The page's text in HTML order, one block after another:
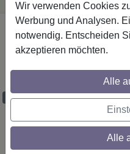
Günstige Versandkosten
Startseite
RR/IL-Stilg. 20 mm
260 cm Chrom/
Maßzuschnitt möglich
Wir verwenden Cookies
Werbung und Analysen.
notwendig. Entscheiden
akzeptieren möchten.
Alle
Alle